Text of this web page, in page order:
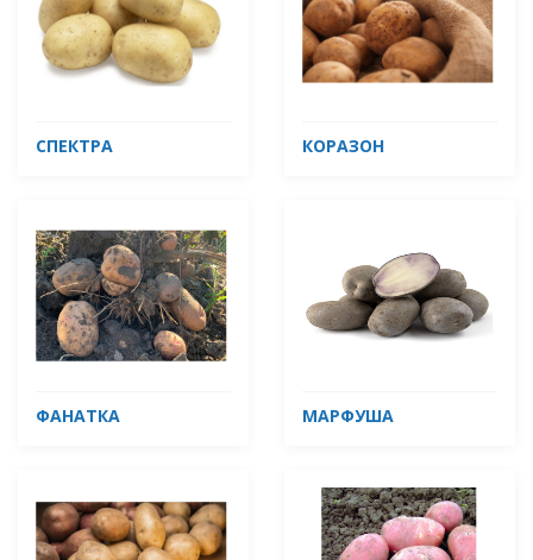
СПЕКТРА КОРАЗОН
ФАНАТКА МАРФУША